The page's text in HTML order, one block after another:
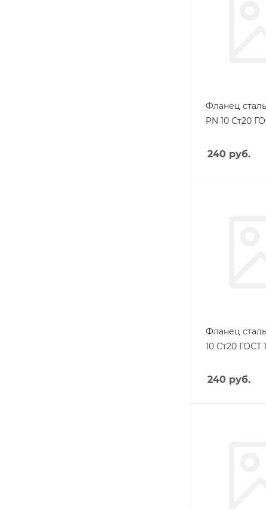
Фланец
PN 10 Ст20
240 руб.
Фланец
10 Ст20 ГОСТ
240 руб.